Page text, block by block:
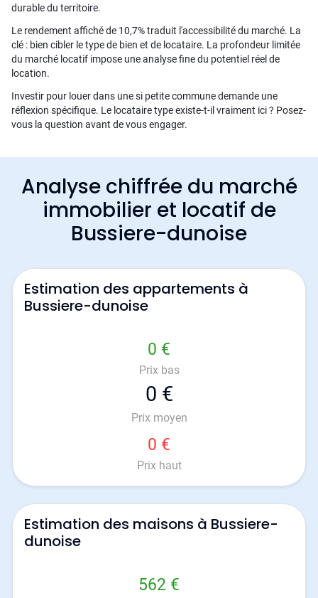
durable du territoire.
Le rendement affiché de 10,7% traduit l'accessibilité du marché. La
clé : bien cibler le type de bien et de locataire. La profondeur limitée
du marché locatif impose une analyse fine du potentiel réel de
location.
Investir pour louer dans une si petite commune demande une
réflexion spécifique. Le locataire type existe-t-il vraiment ici ? Posez-
vous la question avant de vous engager.
Analyse chiffrée du marché
immobilier et locatif de
Bussiere-dunoise
Estimation des appartements à
Bussiere-dunoise
0 €
Prix bas
0 €
Prix moyen
0 €
Prix haut
Estimation des maisons à Bussiere-
dunoise
562 €